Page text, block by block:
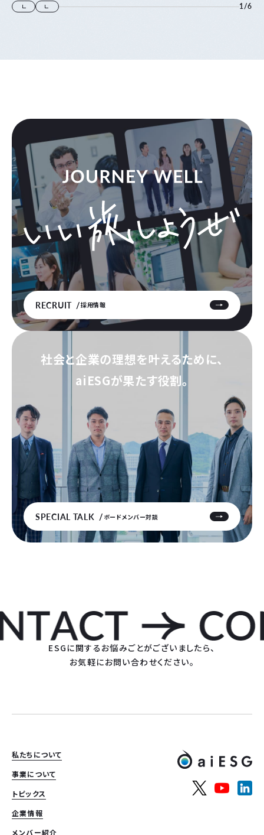
1/6
RECRUIT 採用情報
社会と企業の理想を叶えるために、
aiESGが果たす役割。
SPECIAL TALK ボードメンバー対談
ESGに関するお悩みごとがございましたら、
お気軽にお問い合わせください。
私たちについて
事業について
トピックス
企業情報
メンバー紹介